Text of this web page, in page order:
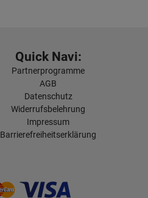
Quick Navi:
Partnerprogramme
AGB
Datenschutz
Widerrufsbelehrung
Impressum
Barrierefreiheitserklärung